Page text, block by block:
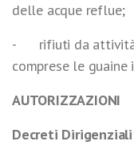
delle acque reflue;
- rifiuti da attività
comprese le
AUTORIZZAZIONI
Decreti